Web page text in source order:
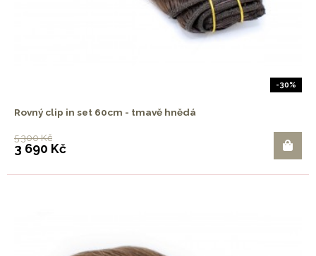
-30%
Rovný clip in set 60cm - tmavě hnědá
5 300 Kč
3 690 Kč